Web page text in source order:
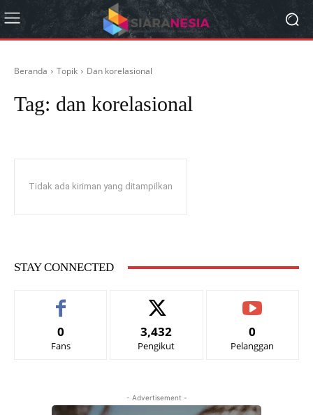
Beranda Topik Dan korelasional
Tag: dan korelasional
Tidak ada kiriman yang ditampilkan
STAY CONNECTED
0
Fans
3,432
Pengikut
0
Pelanggan
- Advertisement -